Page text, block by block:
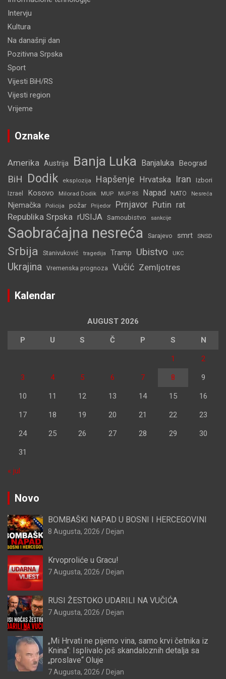
Intervju
Kultura
Na današnji dan
Pozitivna Srpska
Sport
Vijesti BiH/RS
Vijesti region
Vrijeme
Oznake
Amerika Austrija Banja Luka Banjaluka Beograd
BiH Dodik eksplozija Hapšenje Hrvatska Iran Izbori
Izrael Kosovo Milorad Dodik MUP MUP RS Napad NATO Nesreća
Njemačka Policija požar Prijedor Prnjavor Putin rat
Republika Srpska rUSIJA Samoubistvo sankcije
Saobraćajna nesreća Sarajevo smrt SNSD
Srbija Stanivuković tragedija Tramp Ubistvo UKC
Ukrajina Vremenska prognoza Vučić Zemljotres
Kalendar
AUGUST 2026
P U S Č P S N
1 2
3 4 5 6 7 8 9
10 11 12 13 14 15 16
17 18 19 20 21 22 23
24 25 26 27 28 29 30
31
« jul
Novo
BOMBAŠKI NAPAD U BOSNI I HERCEGOVINI
8 Augusta, 2026 Dejan
Krvoproliće u Gracu!
7 Augusta, 2026 Dejan
RUSI ŽESTOKO UDARILI NA VUČIĆA
7 Augusta, 2026 Dejan
„Mi Hrvati ne pijemo vina, samo krvi četnika iz
Knina“: Isplivalo još skandaloznih detalja sa
„proslave“ Oluje
7 Augusta, 2026 Dejan